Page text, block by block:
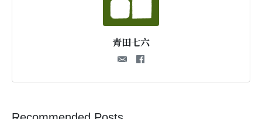
青田七六